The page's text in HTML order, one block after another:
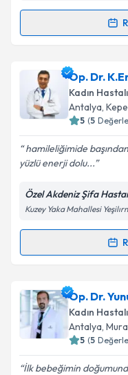
kapsamda
Randevu
Op. Dr. Mustafa
oluşturun. Size bu
takvim
Kişisel
Metni'ni
kapsamda
Op. Dr.
Kadın
Antalya,
5 (5
hamileliğimide
yüzlü enerji dolu...
Özel Akdeniz Şifa
Kuzey Yaka Mahallesi
Randevu
Op. Dr. K.Emrah
oluşturun. Size bu
takvim
Op. Dr.
Kadın
Antalya,
5 (5
İlk bebeğimin